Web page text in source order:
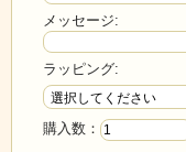
メッセージ:
ラッピング:
購入数：